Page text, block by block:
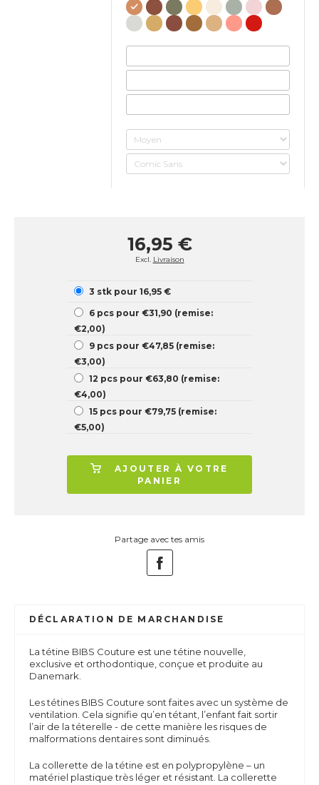
16,95 €
Excl. Livraison
3 stk pour 16,95 €
6 pcs pour €31,90 (remise:
€2,00)
9 pcs pour €47,85 (remise:
€3,00)
12 pcs pour €63,80 (remise:
€4,00)
15 pcs pour €79,75 (remise:
€5,00)
AJOUTER À VOTRE
PANIER
Partage avec tes amis
DÉCLARATION DE MARCHANDISE
La tétine BIBS Couture est une tétine nouvelle,
exclusive et orthodontique, conçue et produite au
Danemark.
Les tétines BIBS Couture sont faites avec un système de
ventilation. Cela signifie qu’en tétant, l’enfant fait sortir
l’air de la téterelle - de cette manière les risques de
malformations dentaires sont diminués.
La collerette de la tétine est en polypropylène – un
matériel plastique très léger et résistant. La collerette